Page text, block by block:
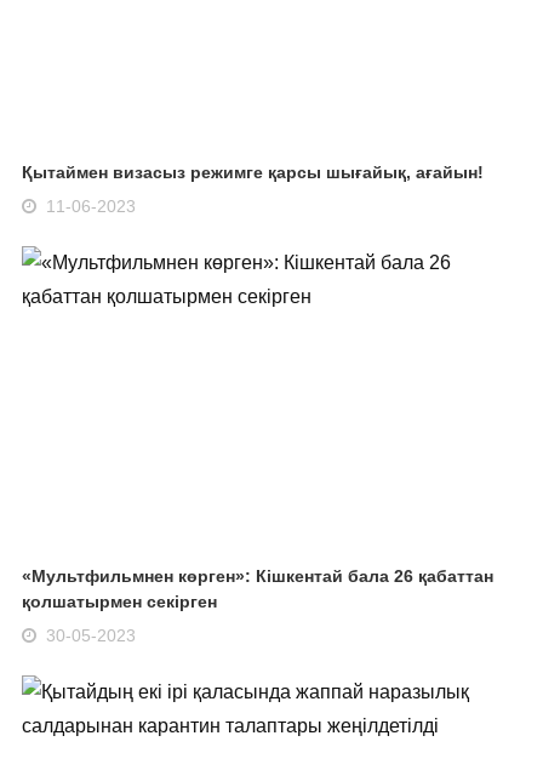
Қытаймен визасыз режимге қарсы шығайық, ағайын!
11-06-2023
«Мультфильмнен көрген»: Кішкентай бала 26 қабаттан
қолшатырмен секірген
30-05-2023